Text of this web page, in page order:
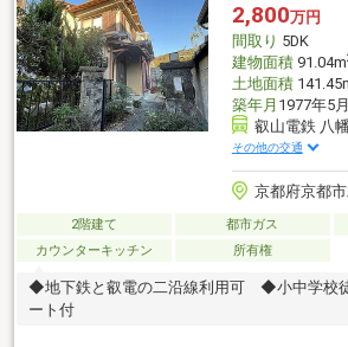
2,800万円
間取り 5DK
建物面積91.04m
土地面積
築年月 1977年5
叡山電鉄 八
その他の交通
京都府京都
2階建て 都市ガス
カウンターキッチン
所有権
◆地下鉄と叡電の二沿線利用可 ◆小中学
ート付